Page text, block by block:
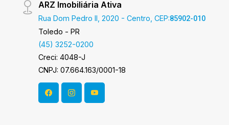
ARZ Imobiliária Ativa
Rua Dom Pedro II, 2020 - Centro, CEP:85902-010
Toledo - PR
(45) 3252-0200
Creci: 4048-J
CNPJ: 07.664.163/0001-18